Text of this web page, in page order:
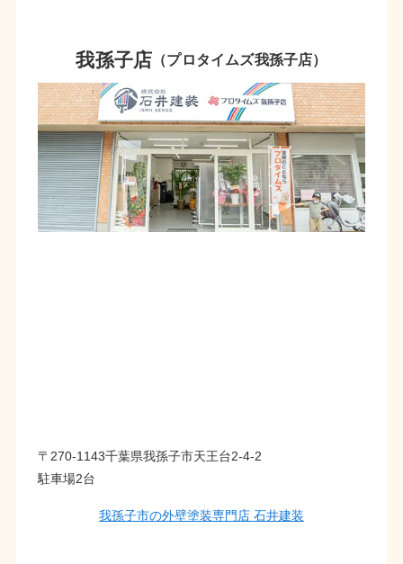
我孫子店 （プロタイムズ我孫子店）
〒270-1143千葉県我孫子市天王台2-4-2
駐車場2台
我孫子市の外壁塗装専門店 石井建装